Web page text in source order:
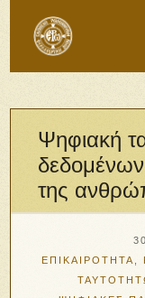
Ψηφιακή
της
ΕΠΙΚΑΙΡΟΤΗΤΑ